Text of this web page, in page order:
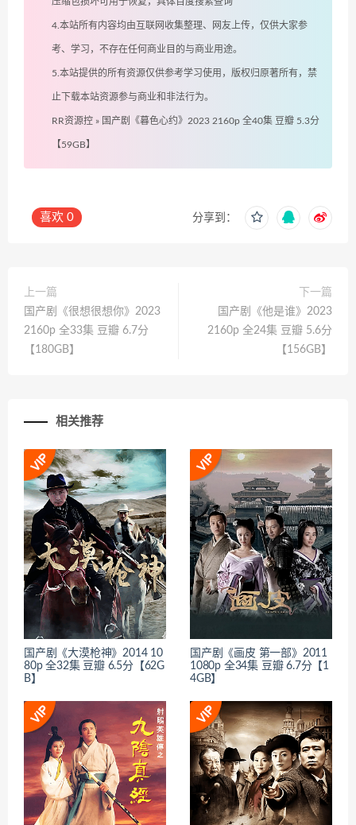
4.本站所有内容均由互联网收集整理、网友上传，仅供大家参
考、学习，不存在任何商业目的与商业用途。
5.本站提供的所有资源仅供参考学习使用，版权归原著所有，禁
止下载本站资源参与商业和非法行为。
RR资源控 » 国产剧《暮色心约》2023 2160p 全40集 豆瓣 5.3分
【59GB】
喜欢 0 分享到：
上一篇
国产剧《很想很想你》2023
2160p 全33集 豆瓣 6.7分
【180GB】
下一篇
国产剧《他是谁》2023
2160p 全24集 豆瓣 5.6分
【156GB】
相关推荐
国产剧《大漠枪神》2014 10
80p 全32集 豆瓣 6.5分【62G
B】
国产剧《画皮 第一部》2011
1080p 全34集 豆瓣 6.7分【1
4GB】